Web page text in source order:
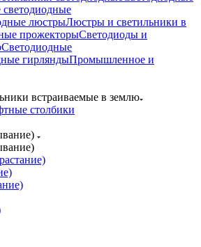
светодиодные
люстрыЛюстры и светильники в
прожекторыСветодиоды и
Светодиодные
гирляндыПромышленное и
встраиваемые в землю
столбики